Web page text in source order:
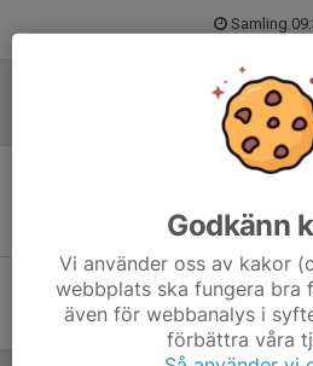
Samling
Godkänn
Vi använder oss av kakor
webbplats ska fungera bra
även för webbanalys i
förbättra våra